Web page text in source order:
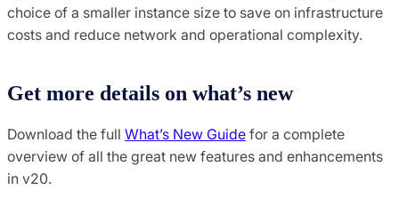
choice of a smaller instance size to save on infrastructure
costs and reduce network and operational complexity.
Get more details on what’s new
Download the full What’s New Guide for a complete
overview of all the great new features and enhancements
in v20.